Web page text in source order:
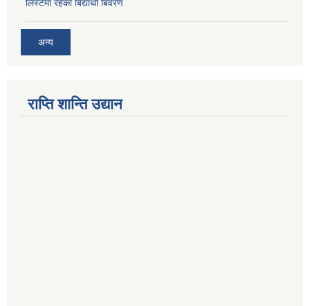
लिस्टमा रहेका बिद्यार्थी बिवरण
अन्य
राप्ति शान्ति उद्यान